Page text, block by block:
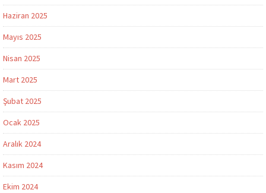
Haziran 2025
Mayıs 2025
Nisan 2025
Mart 2025
Şubat 2025
Ocak 2025
Aralık 2024
Kasım 2024
Ekim 2024